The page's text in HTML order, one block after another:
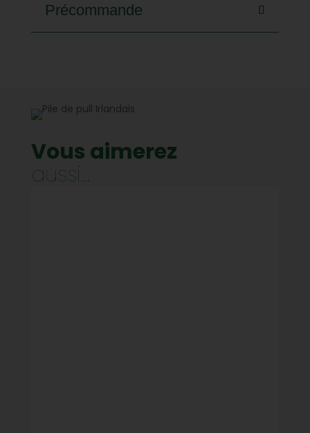
Précommande
Vous aimerez
aussi…